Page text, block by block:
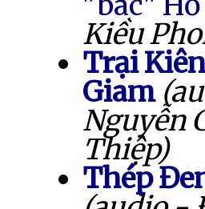
Kiều
Trại
Giam
Nguyễn
Thiệp)
Thép